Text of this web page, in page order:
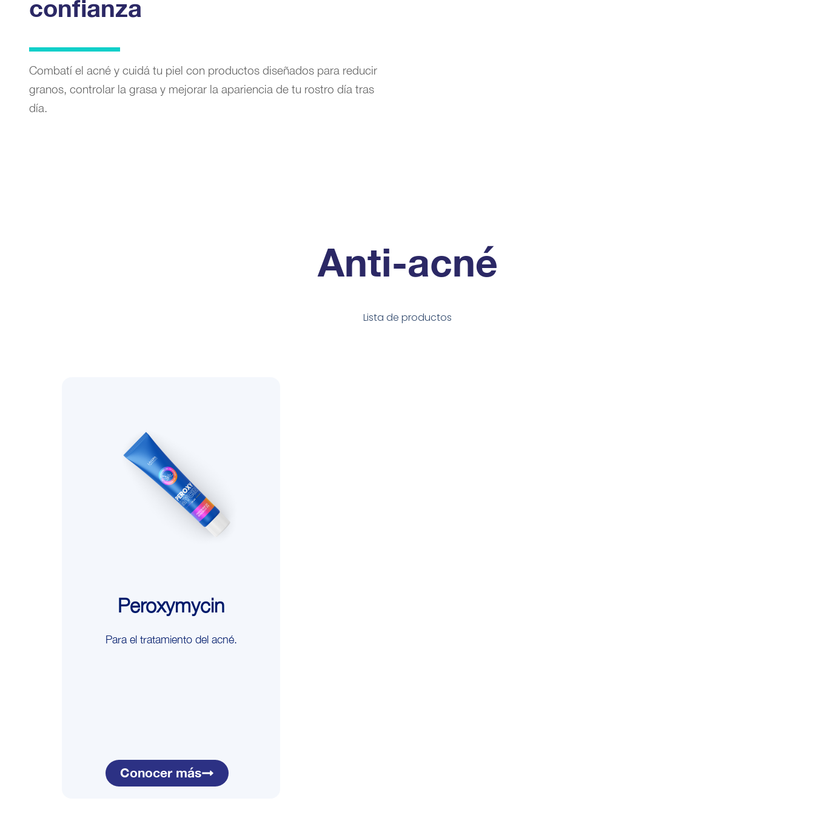
confianza
Combatí el acné y cuidá tu piel con productos diseñados para reducir
granos, controlar la grasa y mejorar la apariencia de tu rostro día tras
día.
Anti-acné
Lista de productos
Peroxymycin
Para el tratamiento del acné.
Conocer más